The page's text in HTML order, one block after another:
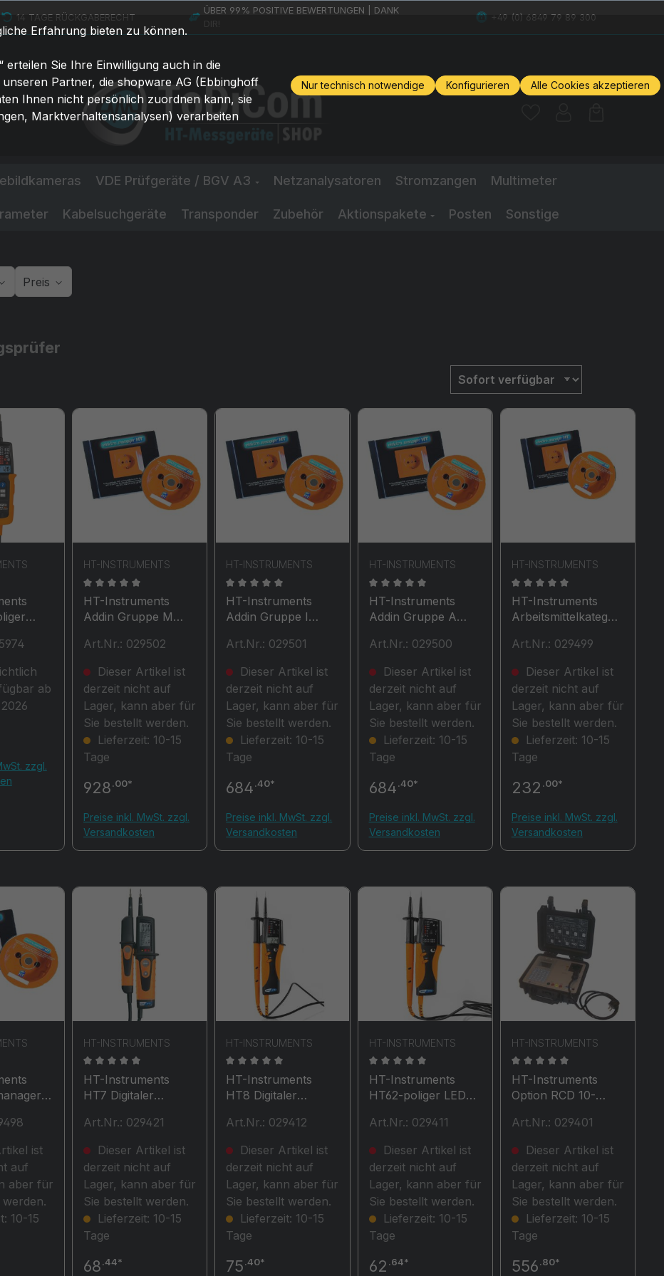
14 TAGE RÜCKGABERECHT
ÜBER 99% POSITIVE BEWERTUNGEN | DANK
+49 (0) 6849 79 89 300
VDE Prüfgeräte / BGV A3 Netzanalysatoren Stromzangen Multimeter
Kabelsuchgeräte Transponder Zubehör Aktionspakete Posten Sonstige
Preis
Bewertung von 0 von 5 Sternen
bis
ab
zzgl.
HT-INSTRUMENTS
Durchschnittliche Bewertung von 0 von 5 Sternen
HT-Instruments
Addin Gruppe M
Medizinfunktionstest
Art.Nr.: 029502
Dieser Artikel ist
derzeit nicht auf
Lager, kann aber für
Sie bestellt werden.
Lieferzeit: 10-15
Tage
928.00*
Preise inkl. MwSt. zzgl.
Versandkosten
HT-INSTRUMENTS
Durchschnittliche Bewertung von 0 von 5 Sternen
HT-Instruments
Addin Gruppe I
Installationstester /
Anlagen
Art.Nr.: 029501
Dieser Artikel ist
derzeit nicht auf
Lager, kann aber für
Sie bestellt werden.
Lieferzeit: 10-15
Tage
684.40*
Preise inkl. MwSt. zzgl.
Versandkosten
HT-INSTRUMENTS
Durchschnittliche Bewertung von 0 von 5 Sternen
HT-Instruments
Addin Gruppe A
Arbeitsmitteltester
Art.Nr.: 029500
Dieser Artikel ist
derzeit nicht auf
Lager, kann aber für
Sie bestellt werden.
Lieferzeit: 10-15
Tage
684.40*
Preise inkl. MwSt. zzgl.
Versandkosten
HT-INSTRUMENTS
Durchschnittliche
HT-Instruments
Arbeitsmittelkategori
elektrische Geräte
Art.Nr.: 029499
Dieser Artikel ist
derzeit nicht auf
Lager, kann aber für
Sie bestellt werden.
Lieferzeit: 10-15
Tage
232 .00*
Preise inkl. MwSt. zzgl.
Versandkosten
Bewertung von 0 von 5 Sternen
ist
auf
aber für
werden.
10-15
HT-INSTRUMENTS
Durchschnittliche Bewertung von 0 von 5 Sternen
HT-Instruments
HT7 Digitaler
mit Lastzuschaltung,
CAT IV 600V
Art.Nr.: 029421
Dieser Artikel ist
derzeit nicht auf
Lager, kann aber für
Sie bestellt werden.
Lieferzeit: 10-15
Tage
68.44*
HT-INSTRUMENTS
Durchschnittliche Bewertung von 0 von 5 Sternen
HT-Instruments
HT8 Digitaler
CAT IV 600V
Art.Nr.: 029412
Dieser Artikel ist
derzeit nicht auf
Lager, kann aber für
Sie bestellt werden.
Lieferzeit: 10-15
Tage
75.40*
HT-INSTRUMENTS
Durchschnittliche Bewertung von 0 von 5 Sternen
HT-Instruments
HT62-poliger LED
CAT IV 600V
Art.Nr.: 029411
Dieser Artikel ist
derzeit nicht auf
Lager, kann aber für
Sie bestellt werden.
Lieferzeit: 10-15
Tage
62 .64*
HT-INSTRUMENTS
Durchschnittliche
HT-Instruments
Option RCD 10-
10-30mA für HT-
Art.Nr.: 029401
Dieser Artikel ist
derzeit nicht auf
Lager, kann aber für
Sie bestellt werden.
Lieferzeit: 10-15
Tage
556.80*
Erfahrung bieten zu können.
Sie Ihre Einwilligung auch in die
Partner, die shopware AG (Ebbinghoff
Ihnen nicht persönlich zuordnen kann, sie
Marktverhaltensanalysen) verarbeiten
Nur technisch notwendige Konfigurieren Alle Cookies akzeptieren